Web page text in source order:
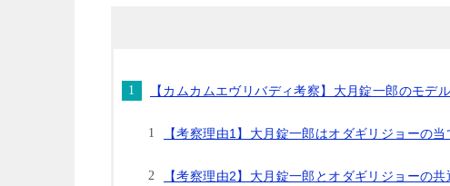
【カムカムエヴリバディ考察】大月錠一郎のモデ
【考察理由1】大月錠一郎はオダギリジョーの当
【考察理由2】大月錠一郎とオダギリジョーの共